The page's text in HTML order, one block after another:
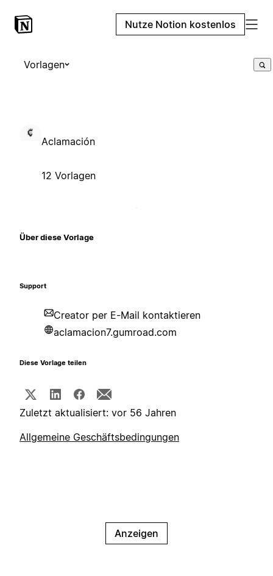
Nutze Notion kostenlos
Vorlagen
Aclamación
12 Vorlagen
Über diese Vorlage
Support
Creator per E-Mail kontaktieren
aclamacion7.gumroad.com
Diese Vorlage teilen
Zuletzt aktualisiert: vor 56 Jahren
Allgemeine Geschäftsbedingungen
Anzeigen